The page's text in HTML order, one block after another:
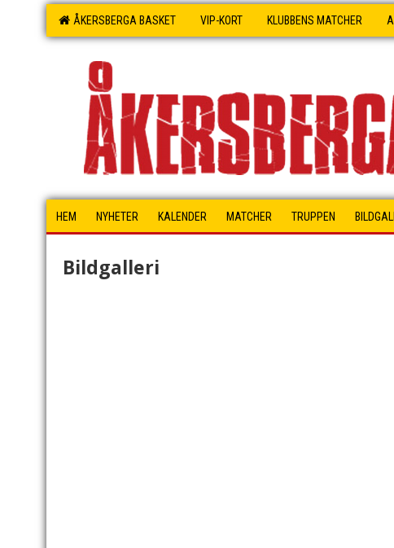
ÅKERSBERGA BASKET VIP-KORT KLUBBENS MATCHER
HEM NYHETER KALENDER MATCHER TRUPPEN
Bildgalleri